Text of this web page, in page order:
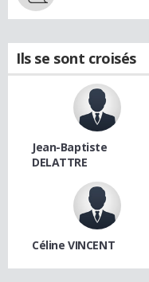
Ils se sont croisés
Jean-Baptiste
DELATTRE
Céline VINCENT